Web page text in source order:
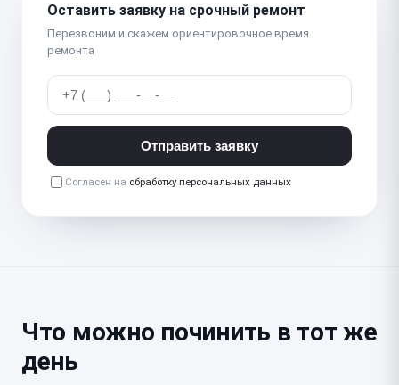
Оставить заявку на срочный ремонт
Перезвоним и скажем ориентировочное время
ремонта
Отправить заявку
Согласен на обработку персональных данных
Что можно починить в тот же
день